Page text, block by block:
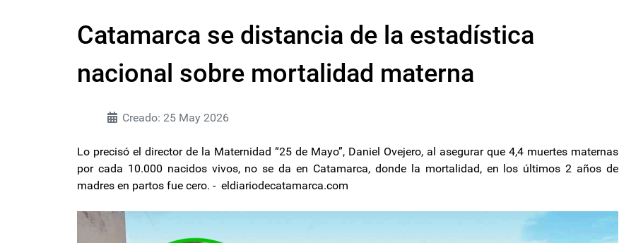
Catamarca se distancia de la estadística
nacional sobre mortalidad materna
Creado: 25 May 2026
Lo precisó el director de la Maternidad “25 de Mayo”, Daniel Ovejero, al asegurar que 4,4 muertes maternas
por cada 10.000 nacidos vivos, no se da en Catamarca, donde la mortalidad, en los últimos 2 años de
madres en partos fue cero. - eldiariodecatamarca.com